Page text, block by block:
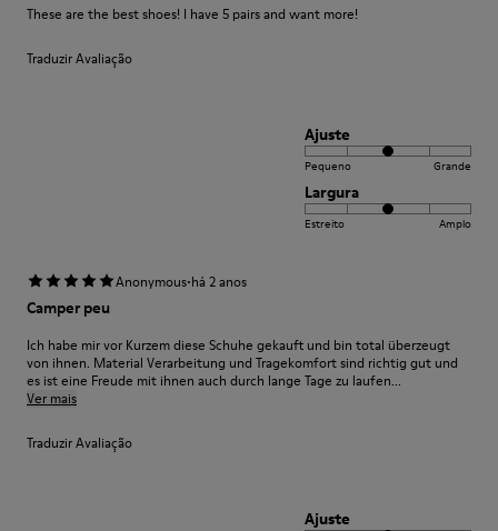
These are the best shoes! I have 5 pairs and want more!
Traduzir Avaliação
Ajuste
Pequeno Grande
Largura
Estreito Amplo
Anonymous·há 2 anos
Camper peu
Ich habe mir vor Kurzem diese Schuhe gekauft und bin total überzeugt
von ihnen. Material Verarbeitung und Tragekomfort sind richtig gut und
es ist eine Freude mit ihnen auch durch lange Tage zu laufen...
Ver mais
Traduzir Avaliação
Ajuste